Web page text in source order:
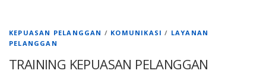
KEPUASAN PELANGGAN / KOMUNIKASI / LAYANAN
PELANGGAN
TRAINING KEPUASAN PELANGGAN